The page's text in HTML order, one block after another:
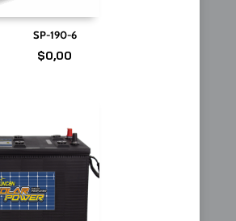
SP-190-6
$0,00